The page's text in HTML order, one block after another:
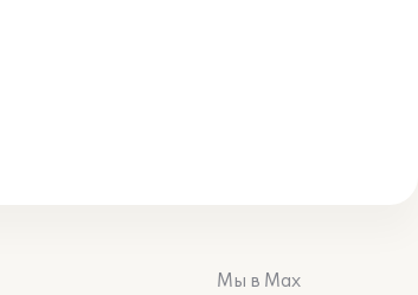
Мы в Max